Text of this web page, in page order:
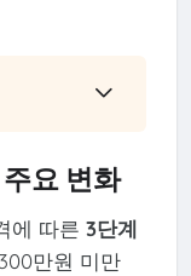
요 변화
에 따른 3단계
만원 미만